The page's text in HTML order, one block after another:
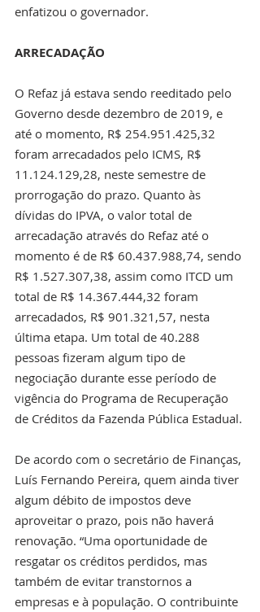
enfatizou o governador.
ARRECADAÇÃO
O Refaz já estava sendo reeditado pelo
Governo desde dezembro de 2019, e
até o momento, R$ 254.951.425,32
foram arrecadados pelo ICMS, R$
11.124.129,28, neste semestre de
prorrogação do prazo. Quanto às
dívidas do IPVA, o valor total de
arrecadação através do Refaz até o
momento é de R$ 60.437.988,74, sendo
R$ 1.527.307,38, assim como ITCD um
total de R$ 14.367.444,32 foram
arrecadados, R$ 901.321,57, nesta
última etapa. Um total de 40.288
pessoas fizeram algum tipo de
negociação durante esse período de
vigência do Programa de Recuperação
de Créditos da Fazenda Pública Estadual.
De acordo com o secretário de Finanças,
Luís Fernando Pereira, quem ainda tiver
algum débito de impostos deve
aproveitar o prazo, pois não haverá
renovação. “Uma oportunidade de
resgatar os créditos perdidos, mas
também de evitar transtornos a
empresas e à população. O contribuinte